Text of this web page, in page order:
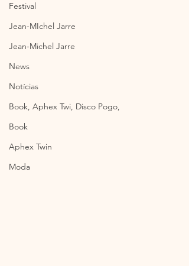
Festival
Jean-MIchel Jarre
Jean-Michel Jarre
News
Notícias
Book, Aphex Twi, Disco Pogo,
Book
Aphex Twin
Moda